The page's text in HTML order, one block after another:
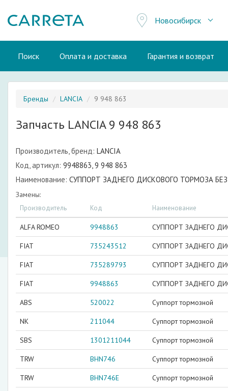
Новосибирск
Поиск Оплата и доставка Гарантия и возврат
Бренды LANCIA 9 948 863
Запчасть LANCIA 9 948 863
Производитель, бренд: LANCIA
Код, артикул: 9948863, 9 948 863
Наименование: СУППОРТ ЗАДНЕГО ДИСКОВОГО ТОРМОЗА БЕЗ
Замены:
Производитель Код Наименование
ALFA ROMEO 9948863 СУППОРТ ЗАДНЕГО
FIAT 735243512 СУППОРТ ЗАДНЕГО
FIAT 735289793 СУППОРТ ЗАДНЕГО
FIAT 9948863 СУППОРТ ЗАДНЕГО
ABS 520022 Суппорт тормозной
NK 211044 Суппорт тормозной
SBS 1301211044 Суппорт тормозной
TRW BHN746 Суппорт тормозной
TRW BHN746E Суппорт тормозной